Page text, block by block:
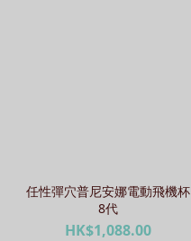
任性彈穴普尼安娜電動飛機杯
8代
HK$1,088.00